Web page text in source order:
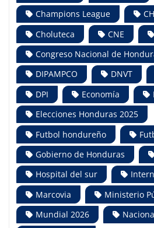
Champions League
Choluteca
CNE
Congreso Nacional de
DIPAMPCO
DNVT
DPI
Economía
Elecciones Honduras 2025
Futbol hondureño
Gobierno de Honduras
Hospital del sur
Marcovia
Ministerio
Mundial 2026